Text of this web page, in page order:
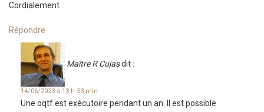
Cordialement
Répondre
Maître R Cujasdit :
14/06/2023 à 13 h 53 min
Une oqtf est exécutoire pendant un an. Il est possible